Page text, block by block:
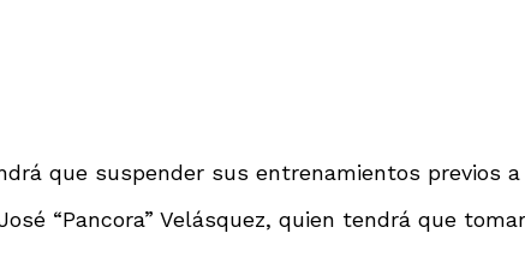
que suspender sus entrenamientos previos a
“Pancora” Velásquez, quien tendrá que